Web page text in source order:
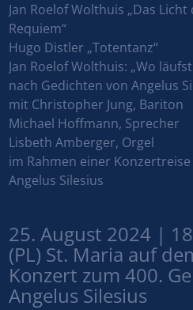
Jan Roelof Wolthuis „Das
Requiem“
Hugo Distler „Totentanz“
Jan Roelof Wolthuis: „Wo
nach Gedichten von Angelus
mit Christopher Jung, Bariton
Michael Hoffmann, Sprecher
Lisbeth Amberger, Orgel
im Rahmen einer
Angelus Silesius
25. August 2024 |
(PL) St. Maria auf
Konzert zum 400.
Angelus Silesius